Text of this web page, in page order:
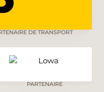
DE TRANSPORT
PARTENAIRE